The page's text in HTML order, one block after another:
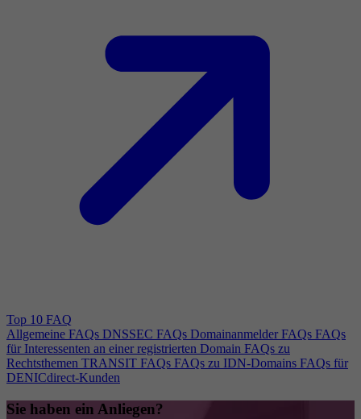
Top 10 FAQ
Allgemeine FAQs DNSSEC FAQs Domainanmelder FAQs FAQs
für Interessenten an einer registrierten Domain FAQs zu
Rechtsthemen TRANSIT FAQs FAQs zu IDN-Domains FAQs für
DENICdirect-Kunden
Sie haben ein Anliegen?